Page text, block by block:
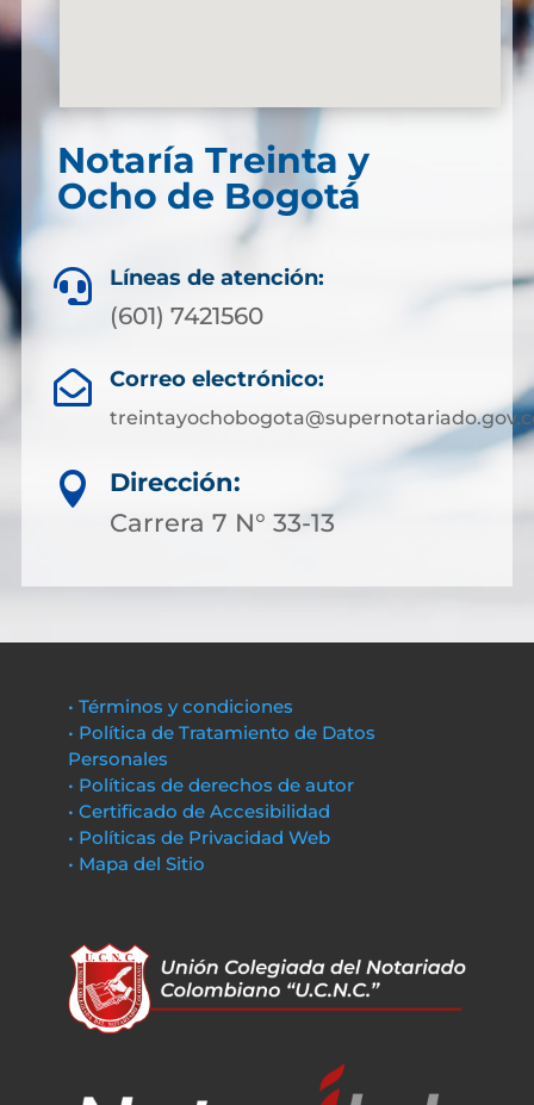
Notaría Treinta y
Ocho de Bogotá
 Líneas de atención:
(601) 7421560
 Correo electrónico:

Dirección:
Carrera 7 N° 33-13
• Términos y condiciones
• Política de Tratamiento de Datos
Personales
• Políticas de derechos de autor
• Certificado de Accesibilidad
• Políticas de Privacidad Web
• Mapa del Sitio